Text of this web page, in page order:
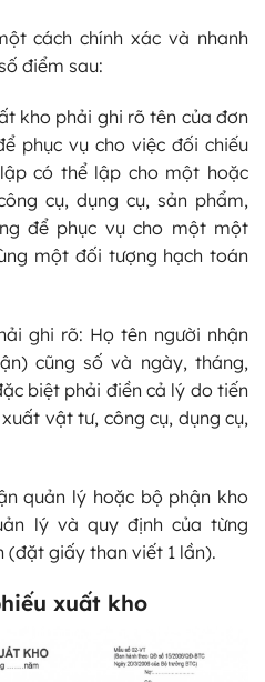
cách chính xác và nhanh
điểm sau:
kho phải ghi rõ tên của đơn
phục vụ cho việc đối chiếu
có thể lập cho một hoặc
cụ, dụng cụ, sản phẩm,
để phục vụ cho một một
một đối tượng hạch toán
ghi rõ: Họ tên người nhận
cũng số và ngày, tháng,
biệt phải điền cả lý do tiến
vật tư, công cụ, dụng cụ,
quản lý hoặc bộ phận kho
lý và quy định của từng
(đặt giấy than viết 1 lần).
xuất kho